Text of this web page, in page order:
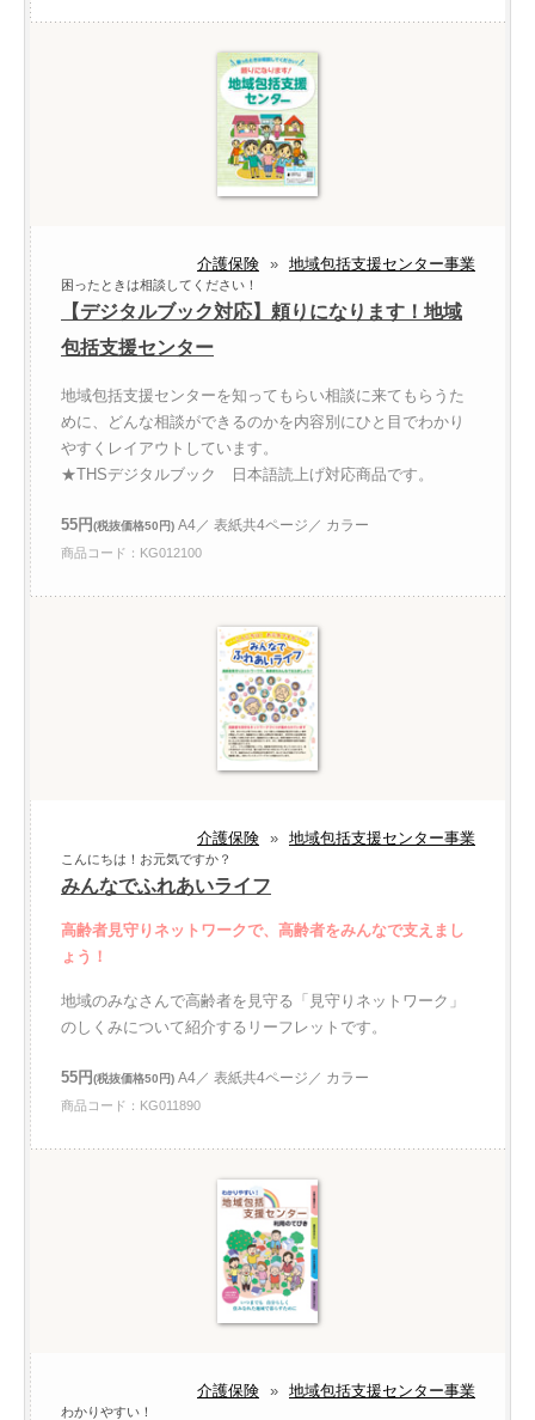
介護保険 » 地域包括支援センター事業
困ったときは相談してください！
【デジタルブック対応】頼りになります！地域
包括支援センター
地域包括支援センターを知ってもらい相談に来てもらうた
めに、どんな相談ができるのかを内容別にひと目でわかり
やすくレイアウトしています。
★THSデジタルブック 日本語読上げ対応商品です。
55円(税抜価格50円) A4／ 表紙共4ページ／ カラー
商品コード：KG012100
介護保険 » 地域包括支援センター事業
こんにちは！お元気ですか？
みんなでふれあいライフ
高齢者見守りネットワークで、高齢者をみんなで支えまし
ょう！
地域のみなさんで高齢者を見守る「見守りネットワーク」
のしくみについて紹介するリーフレットです。
55円(税抜価格50円) A4／ 表紙共4ページ／ カラー
商品コード：KG011890
介護保険 » 地域包括支援センター事業
わかりやすい！